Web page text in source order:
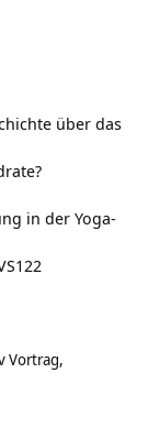
über das
in der Yoga-
Vortrag